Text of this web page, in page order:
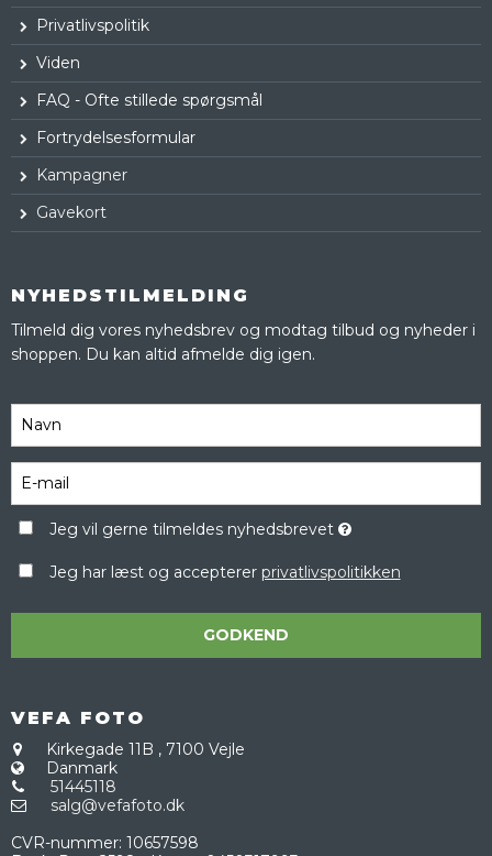
Privatlivspolitik
Viden
FAQ - Ofte stillede spørgsmål
Fortrydelsesformular
Kampagner
Gavekort
NYHEDSTILMELDING
Tilmeld dig vores nyhedsbrev og modtag tilbud og nyheder i
shoppen. Du kan altid afmelde dig igen.
Jeg vil gerne tilmeldes nyhedsbrevet
Jeg har læst og accepterer privatlivspolitikken
GODKEND
VEFA FOTO
Kirkegade 11B , 7100 Vejle
Danmark
51445118
salg@vefafoto.dk
CVR-nummer: 10657598